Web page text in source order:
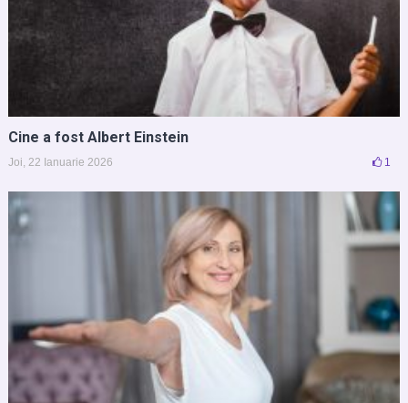
Cine a fost Albert Einstein
Joi, 22 Ianuarie 2026 1